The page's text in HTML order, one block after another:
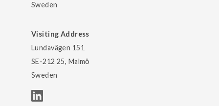
Sweden
Visiting Address
Lundavägen 151
SE-212 25, Malmö
Sweden